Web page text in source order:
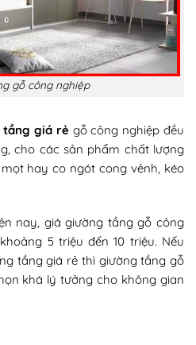
gỗ công nghiệp
tầng giá rẻgỗ công nghiệp đều
cho các sản phẩm chất lượng
hay co ngót cong vênh, kéo
nay, giá giường tầng gỗ công
5 triệu đến 10 triệu. Nếu
tầng giá rẻ thì giường tầng gỗ
khá lý tưởng cho không gian